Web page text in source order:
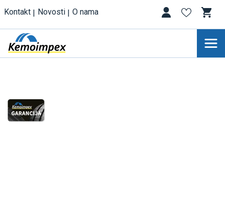
Kontakt Novosti O nama